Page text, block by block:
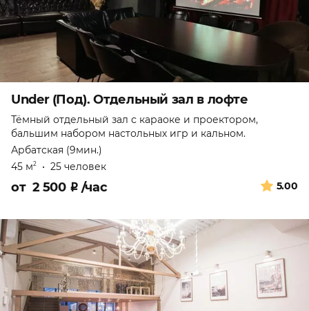
Under (Под). Отдельный зал в лофте
Тёмный отдельный зал с караоке и проектором,
бальшим набором настольных игр и кальном.
Арбатская (9мин.)
45 м2 • 25 человек
5.00
от 2 500 ₽ /час